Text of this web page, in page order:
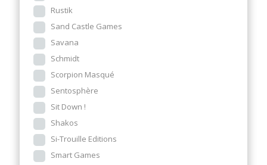
Rustik
Sand Castle Games
Savana
Schmidt
Scorpion Masqué
Sentosphère
Sit Down !
Shakos
Si-Trouille Editions
Smart Games